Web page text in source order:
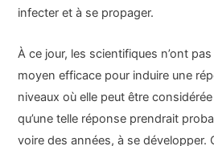
infecter et à se propager.
À ce jour, les scientifiques n’ont
moyen efficace pour induire une
niveaux où elle peut être
qu’une telle réponse prendrait
voire des années, à se développer.